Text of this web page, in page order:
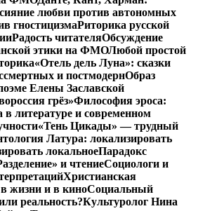
любви против автономных
гностицизмаРиторика русской
Радость читателяОбсуждение
этики на ФМОЛюбой простой
«Отель дель Луна»: сказки
и постмодернОбраз
Елены Заславской
грёз»Философия эроса:
в литературе и современном
«Тень Цикады» — трудный
Латура: локализировать
локальноеПарадокс
и чтениеСоциологи и
Христианская
жизни и в киноСоциальный
реальность?Культуролог Нина